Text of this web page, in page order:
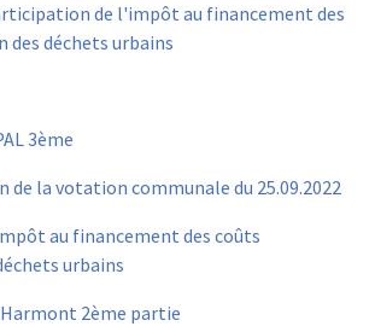
de l'impôt au financement des
déchets urbains
3ème
de la votation communale du 25.09.2022
au financement des coûts
urbains
2ème partie